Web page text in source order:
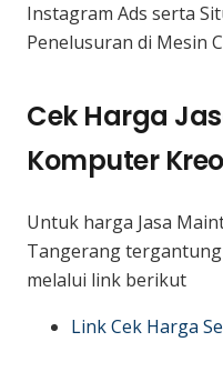
Instagram Ads serta
Penelusuran di Mesin
Cek Harga
Komputer
Untuk harga Jasa
Tangerang
melalui link berikut
Link Cek Harga